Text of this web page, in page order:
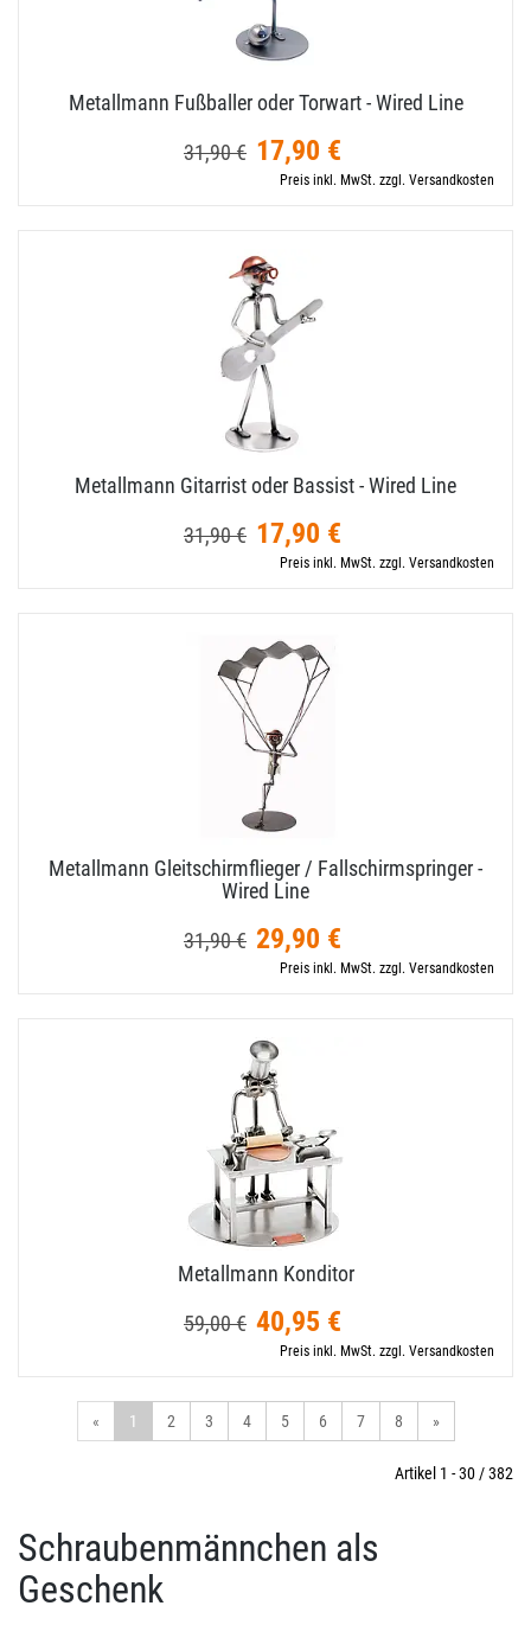
Metallmann Fußballer oder Torwart - Wired Line
31,90 € 17,90 €
Preis inkl. MwSt. zzgl. Versandkosten
Metallmann Gitarrist oder Bassist - Wired Line
31,90 € 17,90 €
Preis inkl. MwSt. zzgl. Versandkosten
Metallmann Gleitschirmflieger / Fallschirmspringer -
Wired Line
31,90 € 29,90 €
Preis inkl. MwSt. zzgl. Versandkosten
Metallmann Konditor
59,00 € 40,95 €
Preis inkl. MwSt. zzgl. Versandkosten
« 1 2 3 4 5 6 7 8 »
Artikel 1 - 30 / 382
Schraubenmännchen als
Geschenk